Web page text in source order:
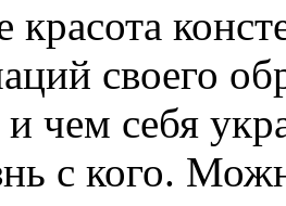
красота
своего
и чем себя
с кого.